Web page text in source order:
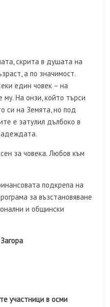
скрита в душата на
а по значимост.
един човек – на
На онзи, който търси
си на Земята, но под
е затулил дълбоко в
за човека. Любов към
подкрепа на
за възстановяване
и общински
участници в осми